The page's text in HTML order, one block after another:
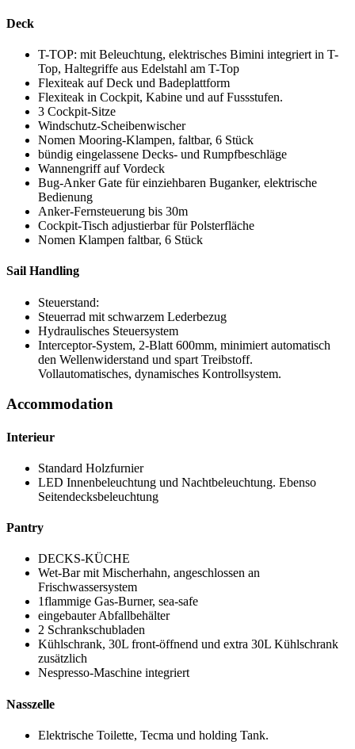
Deck
T-TOP: mit Beleuchtung, elektrisches Bimini integriert in T-
Top, Haltegriffe aus Edelstahl am T-Top
Flexiteak auf Deck und Badeplattform
Flexiteak in Cockpit, Kabine und auf Fussstufen.
3 Cockpit-Sitze
Windschutz-Scheibenwischer
Nomen Mooring-Klampen, faltbar, 6 Stück
bündig eingelassene Decks- und Rumpfbeschläge
Wannengriff auf Vordeck
Bug-Anker Gate für einziehbaren Buganker, elektrische
Bedienung
Anker-Fernsteuerung bis 30m
Cockpit-Tisch adjustierbar für Polsterfläche
Nomen Klampen faltbar, 6 Stück
Sail Handling
Steuerstand:
Steuerrad mit schwarzem Lederbezug
Hydraulisches Steuersystem
Interceptor-System, 2-Blatt 600mm, minimiert automatisch
den Wellenwiderstand und spart Treibstoff.
Vollautomatisches, dynamisches Kontrollsystem.
Accommodation
Interieur
Standard Holzfurnier
LED Innenbeleuchtung und Nachtbeleuchtung. Ebenso
Seitendecksbeleuchtung
Pantry
DECKS-KÜCHE
Wet-Bar mit Mischerhahn, angeschlossen an
Frischwassersystem
1flammige Gas-Burner, sea-safe
eingebauter Abfallbehälter
2 Schrankschubladen
Kühlschrank, 30L front-öffnend und extra 30L Kühlschrank
zusätzlich
Nespresso-Maschine integriert
Nasszelle
Elektrische Toilette, Tecma und holding Tank.